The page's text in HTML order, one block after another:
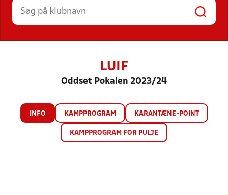
LUIF
Oddset Pokalen 2023/24
INFO KAMPPROGRAM KARANTÆNE-POINT
KAMPPROGRAM FOR PULJE